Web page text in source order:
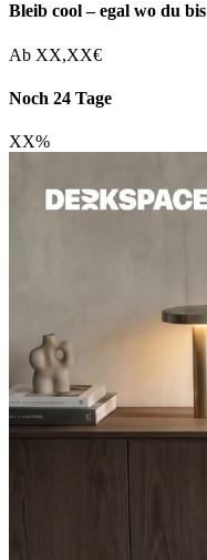
Bleib cool – egal wo du bis
Ab XX,XX€
Noch 24 Tage
XX%